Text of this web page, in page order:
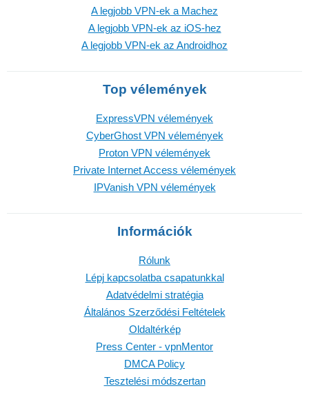
A legjobb VPN-ek a Machez
A legjobb VPN-ek az iOS-hez
A legjobb VPN-ek az Androidhoz
Top vélemények
ExpressVPN vélemények
CyberGhost VPN vélemények
Proton VPN vélemények
Private Internet Access vélemények
IPVanish VPN vélemények
Információk
Rólunk
Lépj kapcsolatba csapatunkkal
Adatvédelmi stratégia
Általános Szerződési Feltételek
Oldaltérkép
Press Center - vpnMentor
DMCA Policy
Tesztelési módszertan